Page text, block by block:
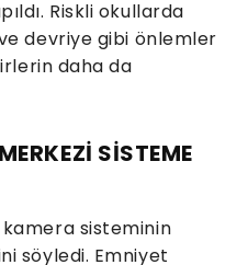
Riskli okullarda
devriye gibi önlemler
daha da
SİSTEME
sisteminin
söyledi. Emniyet